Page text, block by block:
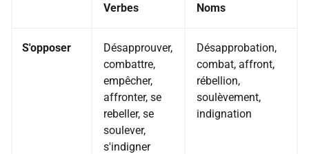
Verbes Noms
S'opposer
Désapprouver,
combattre,
empêcher,
affronter, se
rebeller, se
soulever,
s'indigner
Désapprobation,
combat, affront,
rébellion,
soulèvement,
indignation